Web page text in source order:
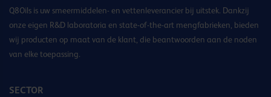
Q8Oils is uw smeermiddelen- en vettenleverancier bij uitstek. Dankzij
onze eigen R&D laboratoria en state-of-the-art mengfabrieken, bieden
wij producten op maat van de klant, die beantwoorden aan de noden
van elke toepassing.
SECTOR